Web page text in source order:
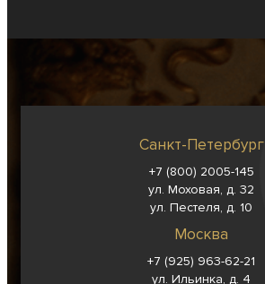
Санкт-Петербург
+7 (800) 2005-145
ул. Моховая, д. 32
ул. Пестеля, д. 10
Москва
+7 (925) 963-62-21
ул. Ильинка, д. 4